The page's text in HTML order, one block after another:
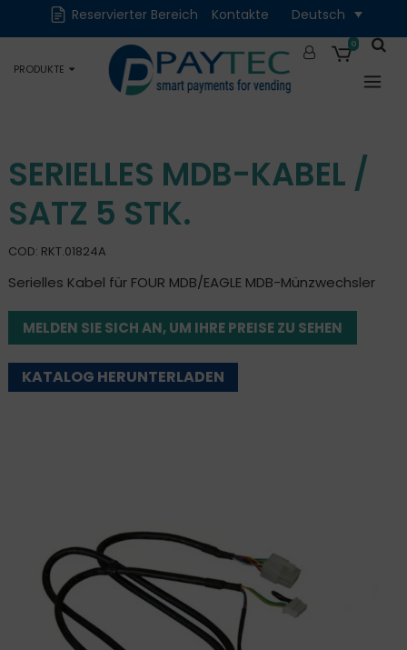
Reservierter Bereich Kontakte Deutsch
PRODUKTE
Digital
Zubehör und
Ersatzteile
Okkasion
0
SERIELLES MDB-KABEL /
SATZ 5 STK.
COD: RKT.01824A
Serielles Kabel für FOUR MDB/EAGLE MDB-Münzwechsler
MELDEN SIE SICH AN, UM IHRE PREISE ZU SEHEN
KATALOG HERUNTERLADEN